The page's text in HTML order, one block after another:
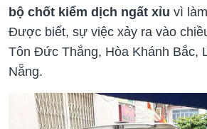
bộ chốt kiểm dịch ngất xỉu vì
Được biết, sự việc xảy ra vào
Tôn Đức Thắng, Hòa Khánh Bắc,
Nẵng.